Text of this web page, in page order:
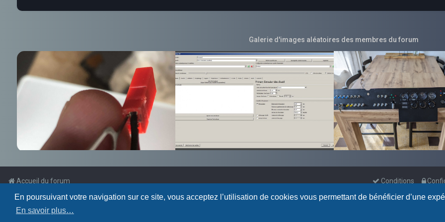
En poursuivant votre navigation sur ce site, vous acceptez l’utilisation de cookies vous permettant de bénéficier d’une
En savoir plus…
Galerie d'images aléatoires des membres du forum
Accueil du forum Conditions
Powered by phpBB
Traduction française officielle